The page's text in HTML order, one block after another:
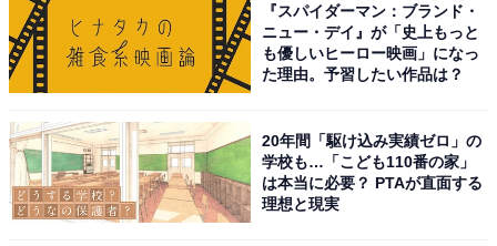
『スパイダーマン：ブランド・
ニュー・デイ』が「史上もっと
も優しいヒーロー映画」になっ
た理由。予習したい作品は？
20年間「駆け込み実績ゼロ」の
学校も…「こども110番の家」
は本当に必要？ PTAが直面する
理想と現実